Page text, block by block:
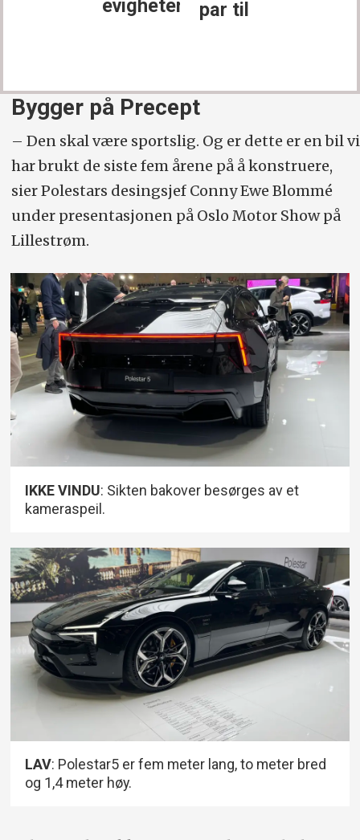
Bygger på Precept
– Den skal være sportslig. Og er dette er en bil vi
har brukt de siste fem årene på å konstruere,
sier Polestars desingsjef Conny Ewe Blommé
under presentasjonen på Oslo Motor Show på
Lillestrøm.
IKKE VINDU: Sikten bakover besørges av et
kameraspeil.
LAV: Polestar5 er fem meter lang, to meter bred
og 1,4 meter høy.